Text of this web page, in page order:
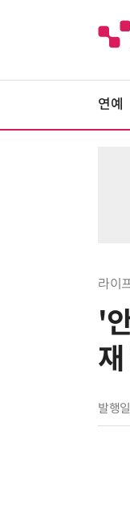
연예
라이
'
발행